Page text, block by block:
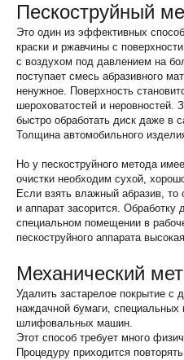
Пескоструйный
Это один из эффективных
краски и ржавчины с
с воздухом под давлением на
поступает смесь абразивного
ненужное. Поверхность
шероховатостей и
быстро обработать диск даже в
Толщина автомобильного
Но у пескоструйного метода
очистки необходим сухой,
Если взять влажный абразив,
и аппарат засорится. Обработку
специальном помещении в
пескоструйного аппарата
Механический
Удалить застарелое покрытие с
наждачной бумаги, специальных
шлифовальных машин.
Этот способ требует много
Процедуру приходится